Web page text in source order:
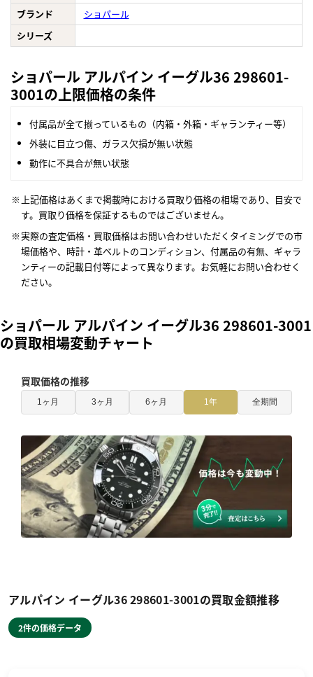
ブランド
ショパール
シリーズ
ショパール アルパイン イーグル36 298601-
3001の上限価格の条件
付属品が全て揃っているもの（内箱・外箱・ギャランティー等）
外装に目立つ傷、ガラス欠損が無い状態
動作に不具合が無い状態
上記価格はあくまで掲載時における買取り価格の相場であり、目安で
す。買取り価格を保証するものではございません。
実際の査定価格・買取価格はお問い合わせいただくタイミングでの市
場価格や、時計・革ベルトのコンディション、付属品の有無、ギャラ
ンティーの記載日付等によって異なります。お気軽にお問い合わせく
ださい。
ショパール アルパイン イーグル36 298601-3001
の買取相場変動チャート
買取価格の推移
1ヶ月 3ヶ月 6ヶ月 1年 全期間
アルパイン イーグル36 298601-3001の買取金額推移
2件の価格データ